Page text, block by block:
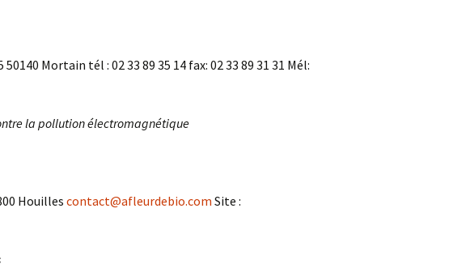
Mortain tél : 02 33 89 35 14 fax: 02 33 89 31 31 Mél:
la pollution électromagnétique
Houillescontact@afleurdebio.com Site :